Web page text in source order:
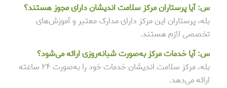
س: آیا پرستاران مرکز سلامت اندیشان دارای مجوز هستند؟
بله، پرستاران این مرکز دارای مدارک معتبر و آموزش‌های
تخصصی لازم هستند.
س: آیا خدمات مرکز به‌صورت شبانه‌روزی ارائه می‌شود؟
بله، مرکز سلامت اندیشان خدمات خود را به‌صورت ۲۴ ساعته
ارائه می‌دهد.